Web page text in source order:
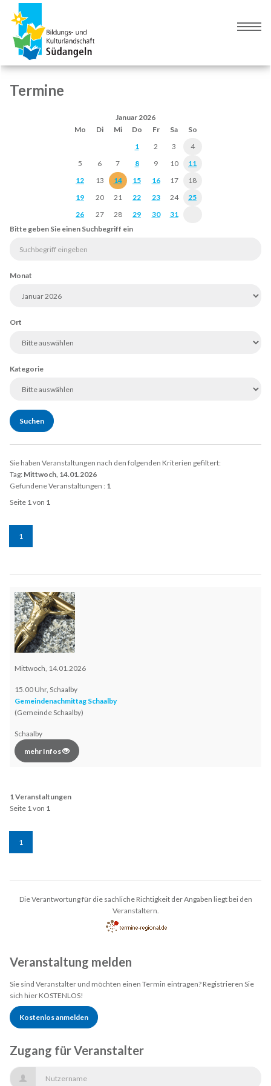
Navigation
springen
Inhalt
springen
Termine
Januar 2026
Mo
Di Mi Do Fr Sa
So
1
2 3
4
5
6 7 8 9 10
11
12
13 14 15 16 17
18
19
20 21 22 23 24
25
26
27 28 29 30
31
Bitte geben Sie einen Suchbegriff ein
Monat
Ort
Kategorie
Sie haben Veranstaltungen nach den folgenden Kriterien gefiltert:
Tag: Mittwoch, 14.01.2026
Gefundene Veranstaltungen : 1
Seite 1von 1
1
Mittwoch, 14.01.2026
15.00 Uhr, Schaalby
Gemeindenachmittag Schaalby
(Gemeinde Schaalby)
Schaalby
mehr Infos
1 Veranstaltungen
Seite 1von 1
1
Die Verantwortung für die sachliche Richtigkeit der Angaben liegt bei den
Veranstaltern.
Veranstaltung melden
Sie sind Veranstalter und möchten einen Termin eintragen? Registrieren Sie
sich hier KOSTENLOS!
Kostenlos anmelden
Zugang für Veranstalter